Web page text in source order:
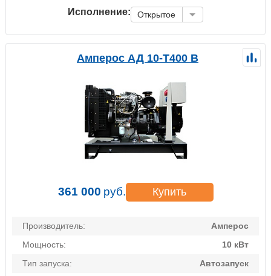
Исполнение: Открытое
Амперос АД 10-Т400 B
361 000 руб. Купить
Производитель:
Амперос
Мощность:
10 кВт
Тип запуска:
Автозапуск